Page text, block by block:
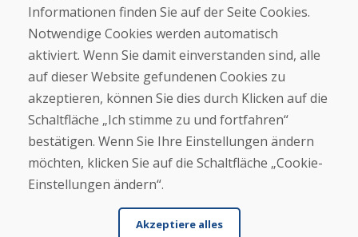
Geschäft
Kontakt
Kaufen
E-Shop
Geschäftsbedingungen
Zahlung
Beschwerde
Rückgabe und Umtausch von Waren
Cookies
Informationen finden Sie auf der Seite Cookies.
Notwendige Cookies werden automatisch
aktiviert. Wenn Sie damit einverstanden sind, alle
auf dieser Website gefundenen Cookies zu
akzeptieren, können Sie dies durch Klicken auf die
Schaltfläche „Ich stimme zu und fortfahren“
bestätigen. Wenn Sie Ihre Einstellungen ändern
möchten, klicken Sie auf die Schaltfläche „Cookie-
Einstellungen ändern“.
Akzeptiere alles